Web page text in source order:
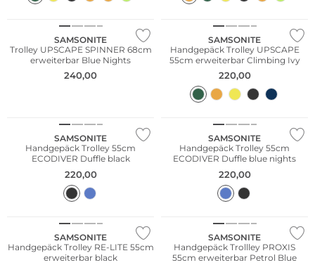
SAMSONITE
Trolley UPSCAPE SPINNER 68cm
erweiterbar Blue Nights
240,00
Nachhaltig
SAMSONITE
Handgepäck Trolley UPSCAPE
55cm erweiterbar Climbing Ivy
220,00
SAMSONITE
Handgepäck Trolley 55cm
ECODIVER Duffle black
220,00
Nachhaltig
SAMSONITE
Handgepäck Trolley 55cm
ECODIVER Duffle blue nights
220,00
SAMSONITE
Handgepäck Trolley RE-LITE 55cm
erweiterbar black
SAMSONITE
Handgepäck Trollley PROXIS
55cm erweiterbar Petrol Blue